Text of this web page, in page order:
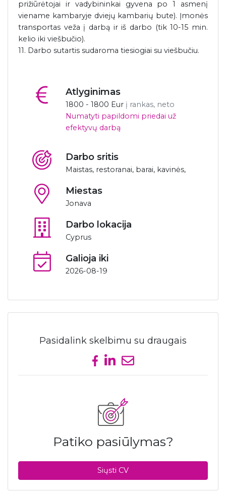
prižiūrėtojai ir vadybininkai gyvena po 1 asmenį
viename kambaryje dviejų kambarių bute). Įmonės
transportas veža į darbą ir iš darbo (tik 10-15 min.
kelio iki viešbučio).
11. Darbo sutartis sudaroma tiesiogiai su viešbučiu.
Atlyginimas
1800 - 1800 Eur į rankas, neto
Numatyti papildomi priedai už
efektyvų darbą
Darbo sritis
Maistas, restoranai, barai, kavinės,
Miestas
Jonava
Darbo lokacija
Cyprus
Galioja iki
2026-08-19
Pasidalink skelbimu su draugais
Share on Facebook
Share on LinkedIn
Send email
Patiko pasiūlymas?
Siųsti CV